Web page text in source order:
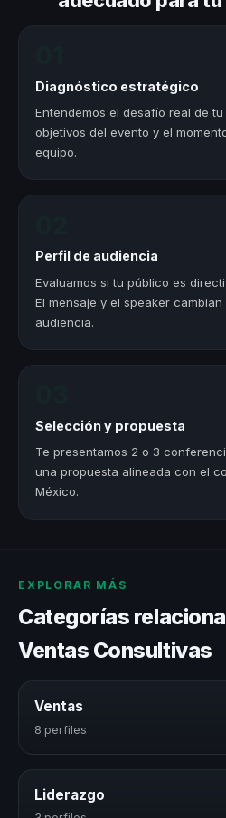
Diagnóstico estratégico
Entendemos el desafío real de
objetivos del evento y el
equipo.
Perfil de audiencia
Evaluamos si tu público es
El mensaje y el speaker
audiencia.
Selección y propuesta
Te presentamos 2 o 3
una propuesta alineada con el
México.
EXPLORAR MÁS
Categorías
Ventas Consultivas
Ventas
8 perfiles
Liderazgo